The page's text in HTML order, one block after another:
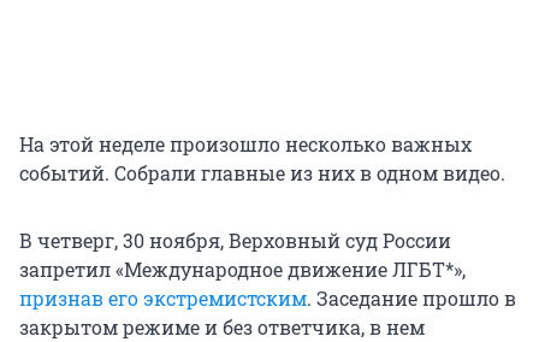
На этой неделе произошло несколько важных
событий. Собрали главные из них в одном видео.
В четверг, 30 ноября, Верховный суд России
запретил «Международное движение ЛГБТ*»,
признав его экстремистским. Заседание прошло в
закрытом режиме и без ответчика, в нем